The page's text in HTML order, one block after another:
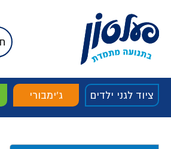
דלג לסרגל הניווט
דלג לתפריט ציוד
אודות החברה
דלג לסוף העמוד
ציוד לגני ילדים ג'ימבורי